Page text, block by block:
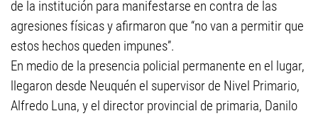
de la institución para manifestarse en contra de las
agresiones físicas y afirmaron que “no van a permitir que
estos hechos queden impunes”.
En medio de la presencia policial permanente en el lugar,
llegaron desde Neuquén el supervisor de Nivel Primario,
Alfredo Luna, y el director provincial de primaria, Danilo